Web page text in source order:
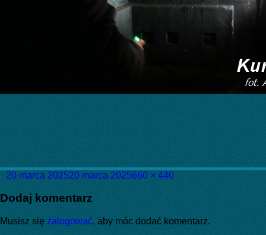
Data
20 marca 202520 marca 2025Pełny
660 × 440
Dodaj komentarz
Musisz się zalogować, aby móc dodać komentarz.